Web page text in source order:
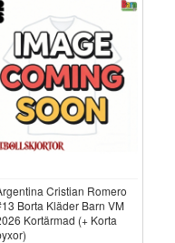
Cristian Romero
Borta Kläder Barn VM
Kortärmad (+ Korta